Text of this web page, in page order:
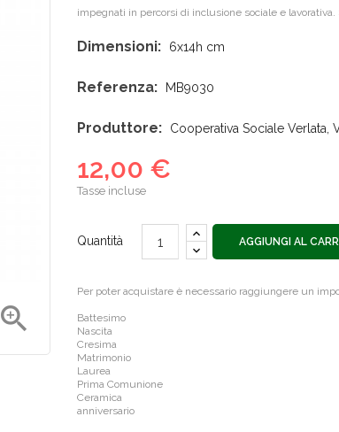

impegnati in percorsi di inclusione sociale e
Dimensioni: 6x14h cm
Referenza: MB9030
Produttore: Cooperativa Sociale Verlata,
12,00 €
Tasse incluse
Quantità AGGIUNGI AL
Per poter acquistare è necessario raggiungere un
Battesimo
Nascita
Cresima
Matrimonio
Laurea
Prima Comunione
Ceramica
anniversario